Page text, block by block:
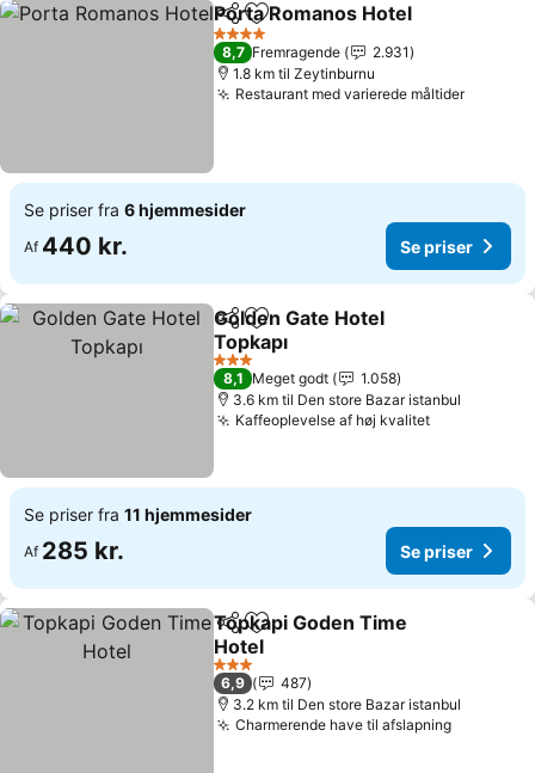
Del Føj til favoritter
Porta Romanos Hotel
4 Stjerner
8,7 Fremragende
2.931
1.8 km til Zeytinburnu
Restaurant med varierede måltider
Se priser fra 6 hjemmesider
Af 440 kr. Se priser
Del Føj til favoritter
Golden Gate Hotel
Topkapı
3 Stjerner
8,1 Meget godt
1.058
3.6 km til Den store Bazar istanbul
Kaffeoplevelse af høj kvalitet
Se priser fra 11 hjemmesider
Af 285 kr. Se priser
Del Føj til favoritter
Topkapi Goden Time
Hotel
3 Stjerner
6,9
487
3.2 km til Den store Bazar istanbul
Charmerende have til afslapning